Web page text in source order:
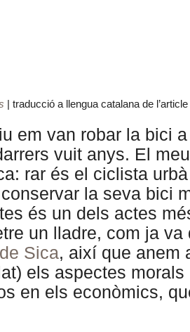
| traducció a llengua catalana de
em van robar la bici
vuit anys. El
rar és el ciclista
la seva bici
és un dels actes
un lladre, com ja va
Sica, així que anem
els aspectes morals
en els econòmics,